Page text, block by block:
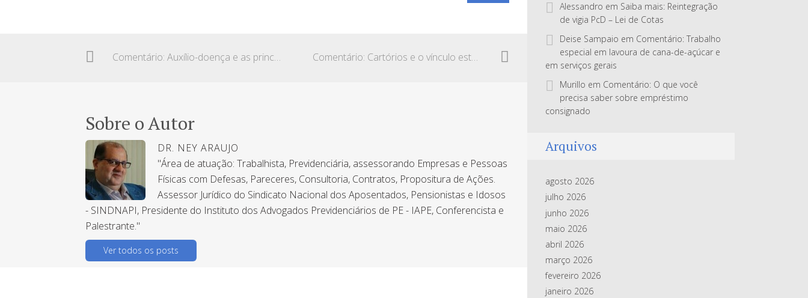
Comentário: Auxílio-doença e as principais causas de afastamentos Comentário: Cartórios e o vínculo estatutário ou celetista com os serventuários
Sobre o Autor
DR. NEY ARAUJO
"Área de atuação: Trabalhista, Previdenciária, assessorando Empresas e Pessoas
Físicas com Defesas, Pareceres, Consultoria, Contratos, Propositura de Ações.
Assessor Jurídico do Sindicato Nacional dos Aposentados, Pensionistas e Idosos
- SINDNAPI, Presidente do Instituto dos Advogados Previdenciários de PE - IAPE, Conferencista e
Palestrante."
Ver todos os posts
Alessandro em Saiba mais: Reintegração
de vigia PcD – Lei de Cotas
Deise Sampaio em Comentário: Trabalho
especial em lavoura de cana-de-açúcar e
em serviços gerais
Murillo em Comentário: O que você
precisa saber sobre empréstimo
consignado
Arquivos
agosto 2026
julho 2026
junho 2026
maio 2026
abril 2026
março 2026
fevereiro 2026
janeiro 2026